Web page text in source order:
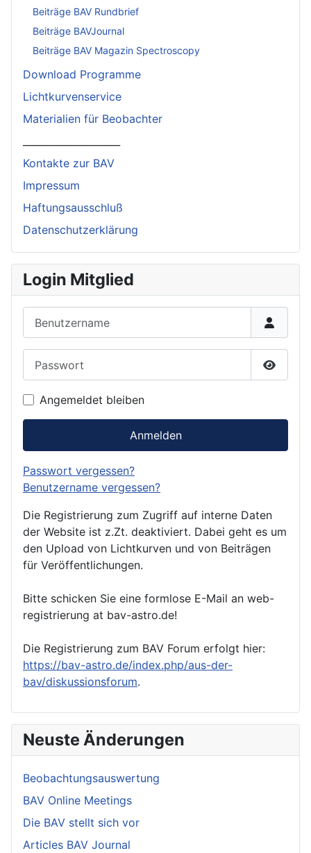
Beiträge BAV Rundbrief
Beiträge BAVJournal
Beiträge BAV Magazin Spectroscopy
Download Programme
Lichtkurvenservice
Materialien für Beobachter
Kontakte zur BAV
Impressum
Haftungsausschluß
Datenschutzerklärung
Login Mitglied
Angemeldet bleiben
Anmelden
Passwort vergessen?
Benutzername vergessen?
Die Registrierung zum Zugriff auf interne Daten
der Website ist z.Zt. deaktiviert. Dabei geht es um
den Upload von Lichtkurven und von Beiträgen
für Veröffentlichungen.
Bitte schicken Sie eine formlose E-Mail an web-
registrierung at bav-astro.de!
Die Registrierung zum BAV Forum erfolgt hier:
https://bav-astro.de/index.php/aus-der-
bav/diskussionsforum.
Neuste Änderungen
Beobachtungsauswertung
BAV Online Meetings
Die BAV stellt sich vor
Articles BAV Journal